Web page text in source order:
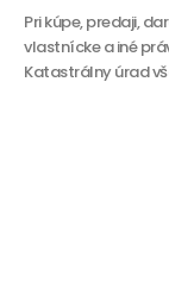
Pri kúpe, predaji,
vlastnícke a iné
Katastrálny úrad